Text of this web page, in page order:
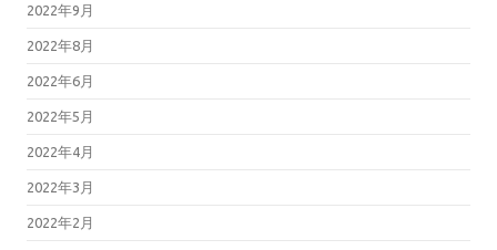
2022年9月
2022年8月
2022年6月
2022年5月
2022年4月
2022年3月
2022年2月